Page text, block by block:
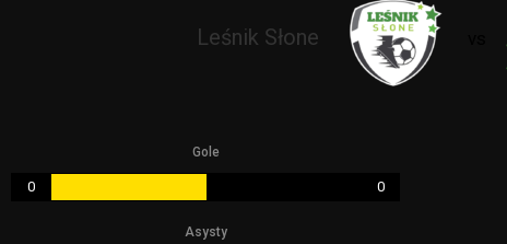
Leśnik Słone
Gole
0 0
Asysty